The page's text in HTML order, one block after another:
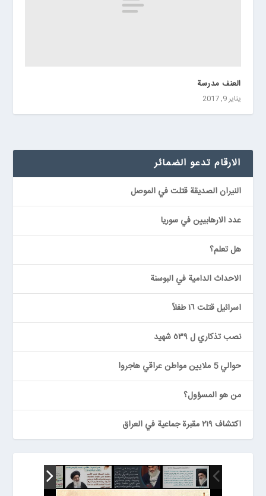
العنف مدرسة
يناير 9, 2017
الارقام تدعو الضمائر
النيران الصديقة قتلت في الموصل
عدد الارهابيين في سوريا
هل تعلم؟
الاحداث الدامية في البوسنة
اسرائيل قتلت ١٦ طفلاً
نصب تذكاري ل ٥٣٩ شهيد
حوالي 5 ملايين مواطن عراقي هاجروا
من هو المسؤول؟
اكتشاف ٢١٩ مقبرة جماعية في العراق